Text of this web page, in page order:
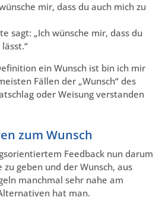
mir, dass du auch mich zu
sagt: „Ich wünsche mir, dass du
ein Wunsch ist bin ich mir
Fällen der „Wunsch“ des
oder Weisung verstanden
zum Wunsch
Feedback nun darum
geben und der Wunsch, aus
manchmal sehr nahe am
hat man.